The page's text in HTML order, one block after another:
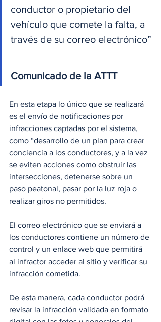
conductor o propietario del
vehículo que comete la falta, a
través de su correo electrónico”
Comunicado de la ATTT
En esta etapa lo único que se realizará
es el envío de notificaciones por
infracciones captadas por el sistema,
como “desarrollo de un plan para crear
conciencia a los conductores, y a la vez
se eviten acciones como obstruir las
intersecciones, detenerse sobre un
paso peatonal, pasar por la luz roja o
realizar giros no permitidos.
El correo electrónico que se enviará a
los conductores contiene un número de
control y un enlace web que permitirá
al infractor acceder al sitio y verificar su
infracción cometida.
De esta manera, cada conductor podrá
revisar la infracción validada en formato